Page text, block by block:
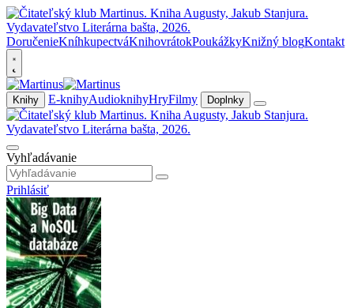
DoručenieKníhkupectváKnihovrátokPoukážkyKnižný blogKontakt
Knihy E-knihyAudioknihyHryFilmy Doplnky
Vyhľadávanie
Prihlásiť